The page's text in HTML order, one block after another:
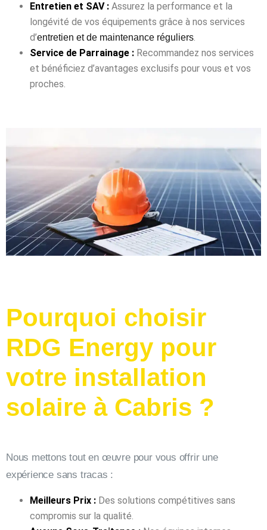
Entretien et SAV : Assurez la performance et la
longévité de vos équipements grâce à nos services
d’entretien et de maintenance réguliers.
Service de Parrainage : Recommandez nos services
et bénéficiez d’avantages exclusifs pour vous et vos
proches.
Pourquoi choisir
RDG Energy pour
votre installation
solaire à Cabris ?
Nous mettons tout en œuvre pour vous offrir une
expérience sans tracas :
Meilleurs Prix : Des solutions compétitives sans
compromis sur la qualité.